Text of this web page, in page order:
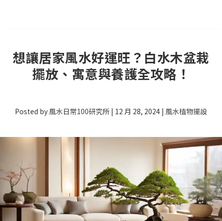
想讓居家風水好運旺？白水木盆栽
擺放、寓意與養護全攻略！
Posted by風水日常100研究所 | 12 月 28, 2024 | 風水植物擺設